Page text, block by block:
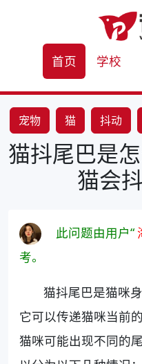
首页 学校
宠物 猫 抖动
猫抖尾巴是
猫会
此问题由用户“
考。
猫抖尾巴是猫咪
它可以传递猫咪当前
猫咪可能出现不同的